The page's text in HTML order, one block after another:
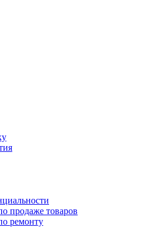
продаже товаров
ремонту